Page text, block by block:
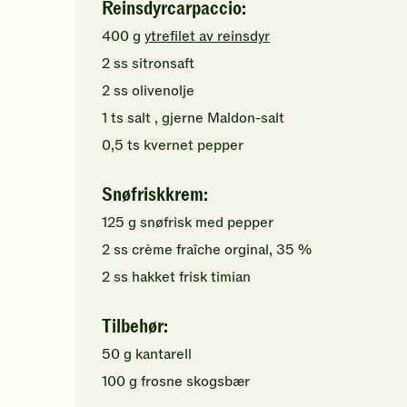
Reinsdyrcarpaccio:
400g ytrefilet av reinsdyr
2ss sitronsaft
2ss olivenolje
1 ts salt , gjerne Maldon-salt
0,5 ts kvernet pepper
Snøfriskkrem:
125 g snøfrisk med pepper
2ss crème fraîche orginal, 35 %
2ss hakketfrisk timian
Tilbehør:
50g kantarell
100g frosne skogsbær